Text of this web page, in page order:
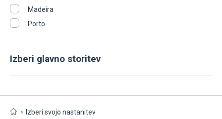
Madeira
Porto
Izberi glavno storitev
Izberi svojo nastanitev